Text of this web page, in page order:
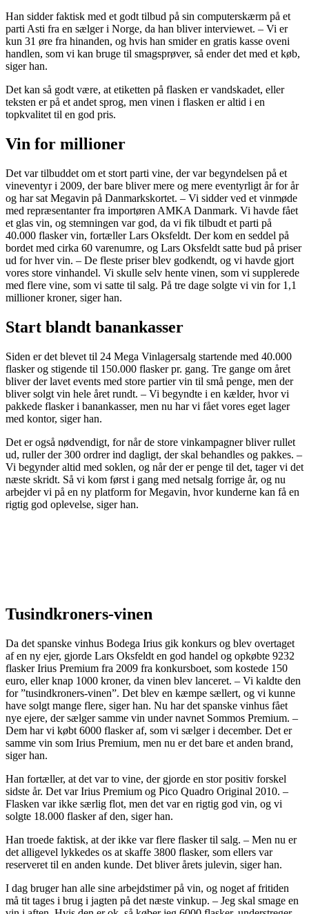
Han sidder faktisk med et godt tilbud på sin computerskærm på et
parti Asti fra en sælger i Norge, da han bliver interviewet. – Vi er
kun 31 øre fra hinanden, og hvis han smider en gratis kasse oveni
handlen, som vi kan bruge til smagsprøver, så ender det med et køb,
siger han.
Det kan så godt være, at etiketten på flasken er vandskadet, eller
teksten er på et andet sprog, men vinen i flasken er altid i en
topkvalitet til en god pris.
Vin for millioner
Det var tilbuddet om et stort parti vine, der var begyndelsen på et
vineventyr i 2009, der bare bliver mere og mere eventyrligt år for år
og har sat Megavin på Danmarkskortet. – Vi sidder ved et vinmøde
med repræsentanter fra importøren AMKA Danmark. Vi havde fået
et glas vin, og stemningen var god, da vi fik tilbudt et parti på
40.000 flasker vin, fortæller Lars Oksfeldt. Der kom en seddel på
bordet med cirka 60 varenumre, og Lars Oksfeldt satte bud på priser
ud for hver vin. – De fleste priser blev godkendt, og vi havde gjort
vores store vinhandel. Vi skulle selv hente vinen, som vi supplerede
med flere vine, som vi satte til salg. På tre dage solgte vi vin for 1,1
millioner kroner, siger han.
Start blandt banankasser
Siden er det blevet til 24 Mega Vinlagersalg startende med 40.000
flasker og stigende til 150.000 flasker pr. gang. Tre gange om året
bliver der lavet events med store partier vin til små penge, men der
bliver solgt vin hele året rundt. – Vi begyndte i en kælder, hvor vi
pakkede flasker i banankasser, men nu har vi fået vores eget lager
med kontor, siger han.
Det er også nødvendigt, for når de store vinkampagner bliver rullet
ud, ruller der 300 ordrer ind dagligt, der skal behandles og pakkes. –
Vi begynder altid med soklen, og når der er penge til det, tager vi det
næste skridt. Så vi kom først i gang med netsalg forrige år, og nu
arbejder vi på en ny platform for Megavin, hvor kunderne kan få en
rigtig god oplevelse, siger han.
Tusindkroners-vinen
Da det spanske vinhus Bodega Irius gik konkurs og blev overtaget
af en ny ejer, gjorde Lars Oksfeldt en god handel og opkøbte 9232
flasker Irius Premium fra 2009 fra konkursboet, som kostede 150
euro, eller knap 1000 kroner, da vinen blev lanceret. – Vi kaldte den
for ”tusindkroners-vinen”. Det blev en kæmpe sællert, og vi kunne
have solgt mange flere, siger han. Nu har det spanske vinhus fået
nye ejere, der sælger samme vin under navnet Sommos Premium. –
Dem har vi købt 6000 flasker af, som vi sælger i december. Det er
samme vin som Irius Premium, men nu er det bare et anden brand,
siger han.
Han fortæller, at det var to vine, der gjorde en stor positiv forskel
sidste år. Det var Irius Premium og Pico Quadro Original 2010. –
Flasken var ikke særlig flot, men det var en rigtig god vin, og vi
solgte 18.000 flasker af den, siger han.
Han troede faktisk, at der ikke var flere flasker til salg. – Men nu er
det alligevel lykkedes os at skaffe 3800 flasker, som ellers var
reserveret til en anden kunde. Det bliver årets julevin, siger han.
I dag bruger han alle sine arbejdstimer på vin, og noget af fritiden
må tit tages i brug i jagten på det næste vinkup. – Jeg skal smage en